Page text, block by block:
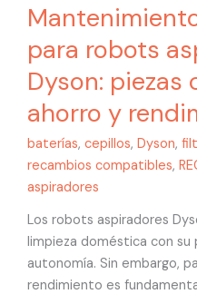
para robots
Dyson: piezas
ahorro y
baterías, cepillos, Dyson,
recambios compatibles,
aspiradores
Los robots aspiradores
limpieza doméstica con su
autonomía. Sin embargo,
rendimiento es